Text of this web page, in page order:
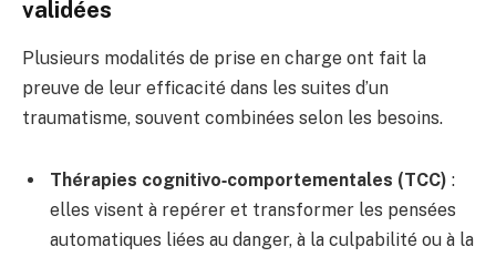
validées
Plusieurs modalités de prise en charge ont fait la
preuve de leur efficacité dans les suites d’un
traumatisme, souvent combinées selon les besoins.
Thérapies cognitivo‑comportementales (TCC) :
elles visent à repérer et transformer les pensées
automatiques liées au danger, à la culpabilité ou à la